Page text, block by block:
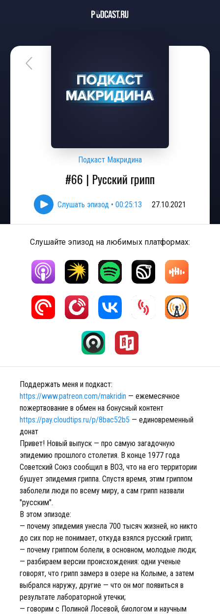
Подкаст Макридина
#66 | Русский грипп
Слушать эпизод • 00:25:13 27.10.2021
Слушайте эпизод на любимых платформах:
Поддержать меня и подкаст:
https://www.patreon.com/makridin — ежемесячное
пожертвование в обмен на бонусный контент
https://pay.cloudtips.ru/p/8bac52b5 — единовременный
донат
Привет! Новый выпуск — про самую загадочную
эпидемию прошлого столетия. В конце 1977 года
Советский Союз сообщил в ВОЗ, что на его территории
бушует эпидемия гриппа. Спустя время, этим гриппом
заболели люди по всему миру, а сам грипп назвали
"русским".
В этом эпизоде:
— почему эпидемия унесла 700 тысяч жизней, но никто
до сих пор не понимает, откуда взялся русский грипп;
— почему гриппом болели, в основном, молодые люди;
— разбираем версии происхождения: одни ученые
говорят, что грипп замерз в озере на Колыме, а затем
выбрался наружу, другие — что он мог появиться в
результате лабораторной утечки;
— говорим с Полиной Лосевой, биологом и научным